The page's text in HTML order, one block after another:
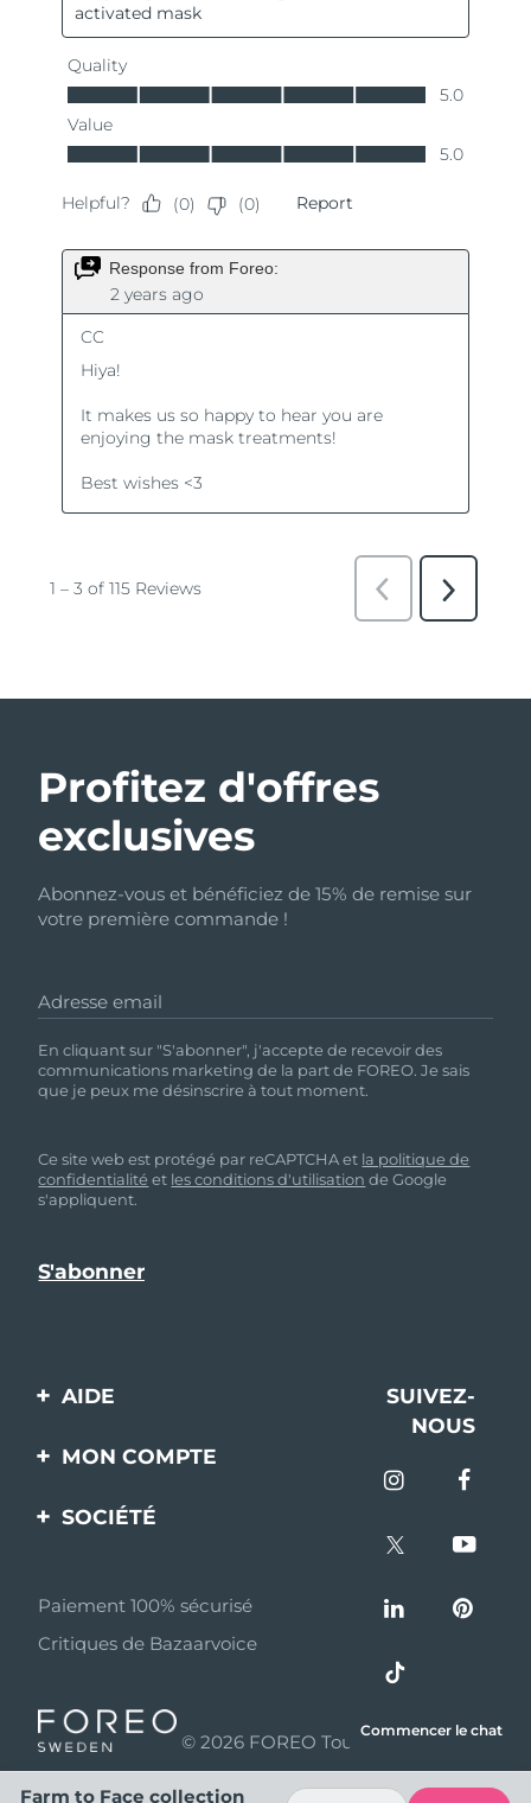
Profitez d'offres
exclusives
Abonnez-vous et bénéficiez de 15% de remise sur
votre première commande !
Adresse email
En cliquant sur "S'abonner", j'accepte de recevoir des
communications marketing de la part de FOREO. Je sais
que je peux me désinscrire à tout moment.
Ce site web est protégé par reCAPTCHA et la politique de
confidentialité et les conditions d'utilisation de Google
s'appliquent.
AIDE
Contactez-nous
livraisons
Questions et réponses
Informations sur la
SUIVEZ-
NOUS
MON COMPTE
Enregistrement produit
SOCIÉTÉ
Programme d’affiliation
Nouvelles d'affiliation
Partenaires
distributeurs
Paiement 100% sécurisé
Critiques de Bazaarvoice
© 2026 FOREO Tous droits réservés
Commencer le chat
Farm to Face collection